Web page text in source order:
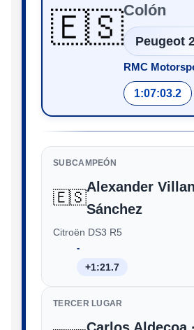
🇪🇸Colón
Peugeot
RMC
1:07:03.2
SUBCAMPEÓN
🇪🇸
Alexander
Sánchez
Citroën DS3 R5
‑
+1:21.7
TERCER LUGAR
Carlos Aldecoa